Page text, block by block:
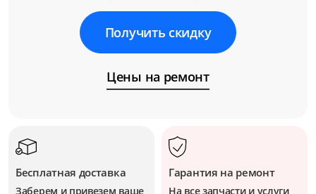
Получить скидку
Цены на ремонт
Бесплатная доставка
Заберем и привезем ваше
Гарантия на ремонт
На все запчасти и услуги